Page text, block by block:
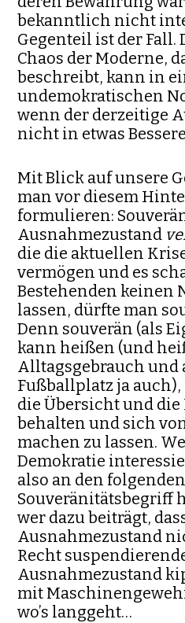
bekanntlich nicht
Gegenteil ist der Fall.
Chaos der Moderne,
beschreibt, kann in
undemokratischen
wenn der derzeitige
nicht in etwas
Mit Blick auf unsere
man vor diesem
formulieren:
Ausnahmezustand
die die aktuellen
vermögen und es
Bestehenden keinen
lassen, dürfte man
Denn souverän (als
kann heißen (und
Alltagsgebrauch und
Fußballplatz ja
die Übersicht und
behalten und sich
machen zu lassen.
Demokratie
also an den folgenden
Souveränitätsbegriff
wer dazu beiträgt,
Ausnahmezustand
Recht
Ausnahmezustand
mit
wo’s langgeht…